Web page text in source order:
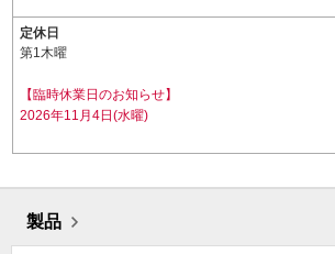
定休日
第1木曜
【臨時休業日のお知らせ】
2026年11月4日(水曜)
製品